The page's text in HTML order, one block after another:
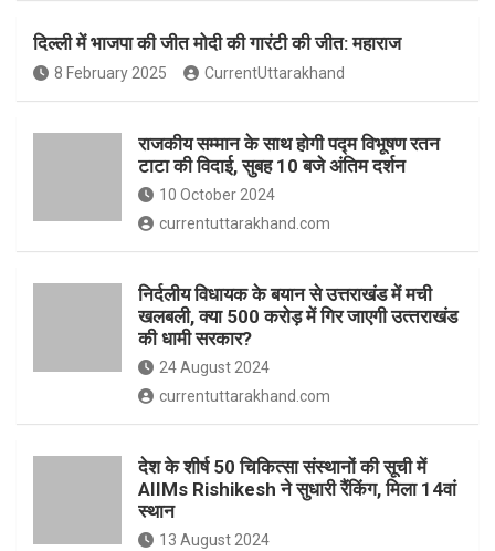
ce
b
o
o
at
s
A
p
p
e
दिल्ली में भाजपा की जीत मोदी की गारंटी की जीत: महाराज
8 February 2025 CurrentUttarakhand
राजकीय सम्मान के साथ होगी पद्म विभूषण रतन
टाटा की विदाई, सुबह 10 बजे अंतिम दर्शन
10 October 2024
currentuttarakhand.com
निर्दलीय विधायक के बयान से उत्तराखंड में मची
खलबली, क्‍या 500 करोड़ में गिर जाएगी उत्‍तराखंड
की धामी सरकार?
24 August 2024
currentuttarakhand.com
देश के शीर्ष 50 चिकित्सा संस्थानों की सूची में
AIIMs Rishikesh ने सुधारी रैंकिंग, मिला 14वां
स्थान
13 August 2024